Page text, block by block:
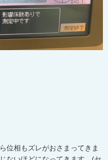
位相もズレがおさまってきま